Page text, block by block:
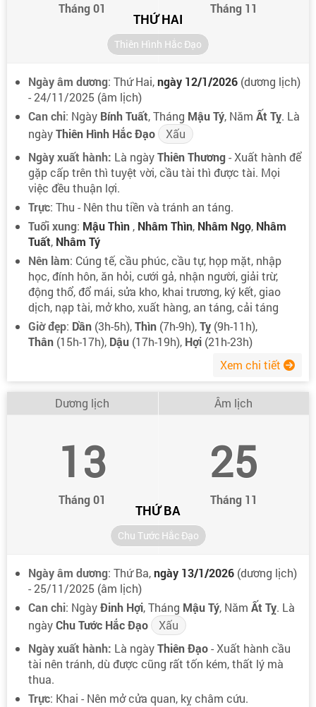
Tháng 01 Tháng 11
THỨ HAI
Thiên Hình Hắc Đạo
Ngày âm dương: Thứ Hai,ngày 12/1/2026 (dương lịch)
- 24/11/2025 (âm lịch)
Can chi: Ngày Bính Tuất, Tháng Mậu Tý, Năm Ất Tỵ. Là
ngàyThiên Hình Hắc Đạo
Xấu
Ngày xuất hành: Là ngàyThiên Thương- Xuất hành để
gặp cấp trên thì tuyệt vời, cầu tài thì được tài. Mọi
việc đều thuận lợi.
Trực: Thu - Nên thu tiền và tránh an táng.
Tuổi xung: Mậu Thìn , Nhâm Thìn, Nhâm Ngọ, Nhâm
Tuất, Nhâm Tý
Nên làm: Cúng tế, cầu phúc, cầu tự, họp mặt, nhập
học, đính hôn, ăn hỏi, cưới gả, nhận người, giải trừ,
động thổ, đổ mái, sửa kho, khai trương, ký kết, giao
dịch, nạp tài, mở kho, xuất hàng, an táng, cải táng
Giờ đẹp: Dần (3h-5h),Thìn (7h-9h),Tỵ (9h-11h),
Thân (15h-17h), Dậu (17h-19h), Hợi (21h-23h)
Xem chi tiết
Dương lịch
13
Tháng 01
Âm lịch
25
Tháng 11
THỨ BA
Chu Tước Hắc Đạo
Ngày âm dương: Thứ Ba,ngày 13/1/2026 (dương lịch)
- 25/11/2025 (âm lịch)
Can chi: NgàyĐinh Hợi, Tháng Mậu Tý, Năm Ất Tỵ. Là
ngàyChu Tước Hắc Đạo
Xấu
Ngày xuất hành: Là ngàyThiên Đạo- Xuất hành cầu
tài nên tránh, dù được cũng rất tốn kém, thất lý mà
thua.
Trực: Khai - Nên mở cửa quan, kỵ châm cứu.